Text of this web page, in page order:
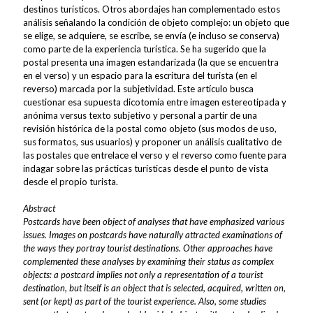
destinos turísticos. Otros abordajes han complementado estos
análisis señalando la condición de objeto complejo: un objeto que
se elige, se adquiere, se escribe, se envía (e incluso se conserva)
como parte de la experiencia turística. Se ha sugerido que la
postal presenta una imagen estandarizada (la que se encuentra
en el verso) y un espacio para la escritura del turista (en el
reverso) marcada por la subjetividad. Este artículo busca
cuestionar esa supuesta dicotomía entre imagen estereotipada y
anónima versus texto subjetivo y personal a partir de una
revisión histórica de la postal como objeto (sus modos de uso,
sus formatos, sus usuarios) y proponer un análisis cualitativo de
las postales que entrelace el verso y el reverso como fuente para
indagar sobre las prácticas turísticas desde el punto de vista
desde el propio turista.
Abstract
Postcards have been object of analyses that have emphasized various
issues. Images on postcards have naturally attracted examinations of
the ways they portray tourist destinations. Other approaches have
complemented these analyses by examining their status as complex
objects: a postcard implies not only a representation of a tourist
destination, but itself is an object that is selected, acquired, written on,
sent (or kept) as part of the tourist experience. Also, some studies